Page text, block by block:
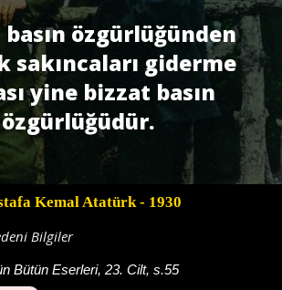
özgürlüğünden
sakıncaları giderme
yine bizzat basın
özgürlüğüdür.
Kemal Atatürk- 1930
Bilgiler
Bütün Eserleri, 23. Cilt, s.55